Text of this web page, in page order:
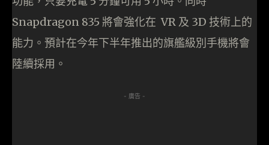
Snapdragon 835 將會強化在 VR 及 3D 技術上的
能力。預計在今年下半年推出的旗艦級別手機將會
陸續採用。
- 廣告 -